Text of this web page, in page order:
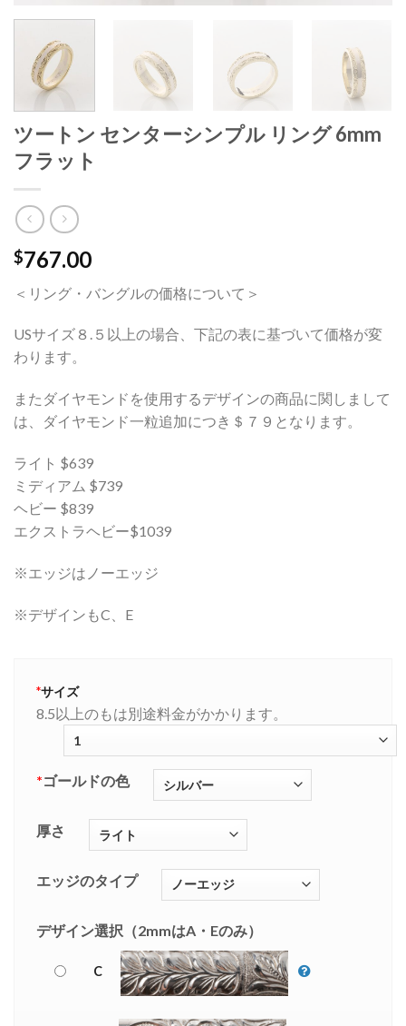
ツートン センターシンプル リング 6mm
フラット
$767.00
＜リング・バングルの価格について＞
USサイズ８.５以上の場合、下記の表に基づいて価格が変
わります。
またダイヤモンドを使用するデザインの商品に関しまして
は、ダイヤモンド一粒追加につき＄７９となります。
ライト $639
ミディアム $739
ヘビー $839
エクストラヘビー$1039
※エッジはノーエッジ
※デザインもC、E
*サイズ
8.5以上のもは別途料金がかかります。
*ゴールドの色
厚さ
エッジのタイプ
デザイン選択（2mmはA・Eのみ）
C